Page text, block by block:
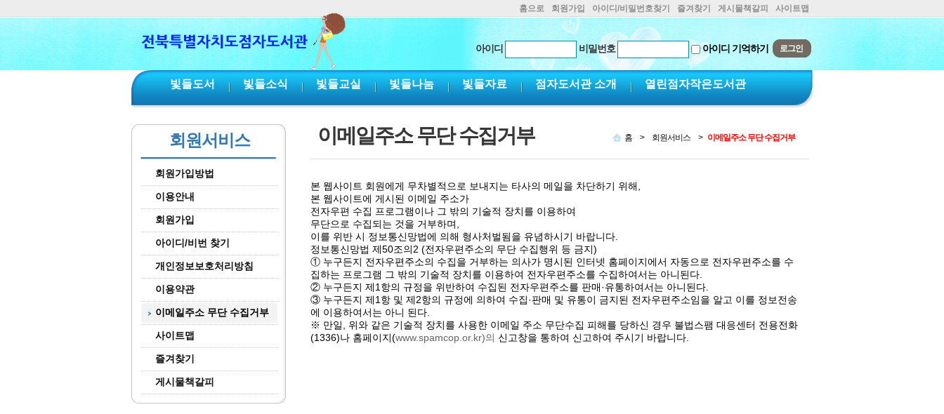
홈으로 회원가입 아이디/비밀번호찾기 즐겨찾기 게시물책갈피 사이트맵
아이디 비밀번호 아이디 기억하기
빛들도서 빛들소식 빛들교실 빛들나눔 빛들자료 점자도서관 소개 열린점자작은도서관
회원서비스
회원가입방법
이용안내
회원가입
아이디/비번 찾기
개인정보보호처리방침
이용약관
이메일주소 무단 수집거부
사이트맵
즐겨찾기
게시물책갈피
홈 > 회원서비스 > 이메일주소 무단 수집거부
이메일주소 무단 수집거부
본 웹사이트 회원에게 무차별적으로 보내지는 타사의 메일을 차단하기 위해,
본 웹사이트에 게시된 이메일 주소가
전자우편 수집 프로그램이나 그 밖의 기술적 장치를 이용하여
무단으로 수집되는 것을 거부하며,
이를 위반 시 정보통신망법에 의해 형사처벌됨을 유념하시기 바랍니다.
정보통신망법 제50조의2 (전자우편주소의 무단 수집행위 등 금지)
① 누구든지 전자우편주소의 수집을 거부하는 의사가 명시된 인터넷 홈페이지에서 자동으로 전자우편주소를 수
집하는 프로그램 그 밖의 기술적 장치를 이용하여 전자우편주소를 수집하여서는 아니된다.
② 누구든지 제1항의 규정을 위반하여 수집된 전자우편주소를 판매·유통하여서는 아니된다.
③ 누구든지 제1항 및 제2항의 규정에 의하여 수집·판매 및 유통이 금지된 전자우편주소임을 알고 이를 정보전송
에 이용하여서는 아니 된다.
※ 만일, 위와 같은 기술적 장치를 사용한 이메일 주소 무단수집 피해를 당하신 경우 불법스팸 대응센터 전용전화
(1336)나 홈페이지(www.spamcop.or.kr)의 신고창을 통하여 신고하여 주시기 바랍니다.